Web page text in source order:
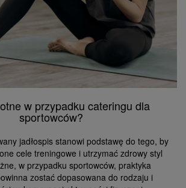
w przypadku cateringu dla
sportowców?
jadłospis stanowi podstawę do tego, by
cele treningowe i utrzymać zdrowy styl
w przypadku sportowców, praktyka
zostać dopasowana do rodzaju i